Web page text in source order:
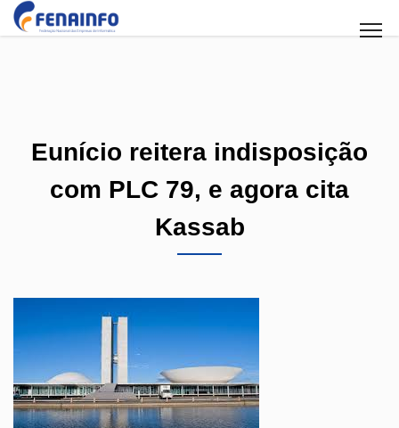
Eunício reitera indisposição
com PLC 79, e agora cita
Kassab